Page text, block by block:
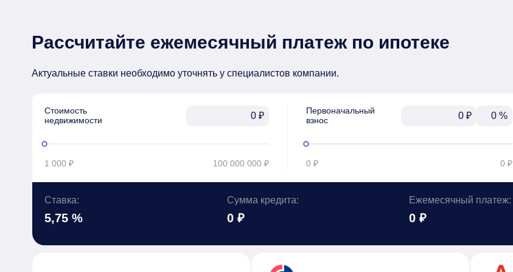
Рассчитайте ежемесячный платеж по ипотеке
Актуальные ставки необходимо уточнять у специалистов компании.
Стоимость
недвижимости
₽
1 000 ₽ 100 000 000 ₽
Первоначальный
взнос
₽ %
0 ₽ 0 ₽
Ставка:
5,75 %
Сумма кредита:
0 ₽
Ежемесячный платеж:
0 ₽